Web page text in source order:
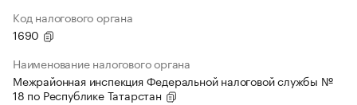
Код налогового органа
1690
Наименование налогового органа
Межрайонная инспекция Федеральной налоговой службы №
18 по Республике Татарстан